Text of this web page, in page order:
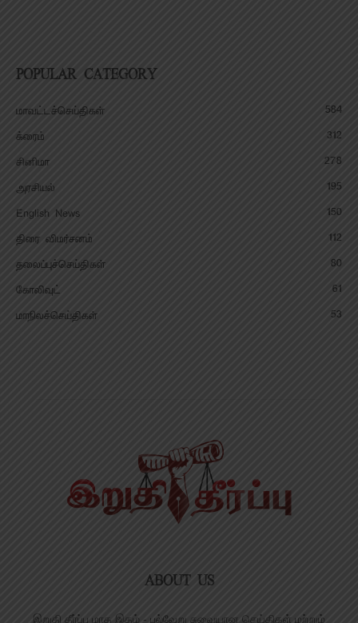
POPULAR CATEGORY
மாவட்டச்செய்திகள்
584
க்ரைம்
312
சினிமா
278
அரசியல்
195
English News
150
திரை விமர்சனம்
112
தலைப்புச்செய்திகள்
80
கோலிவுட்
61
மாநிலச்செய்திகள்
53
ABOUT US
இறுதி தீர்ப்பு மாத இதழ் - பல்வேறு சுவையான செய்திகள் மற்றும்